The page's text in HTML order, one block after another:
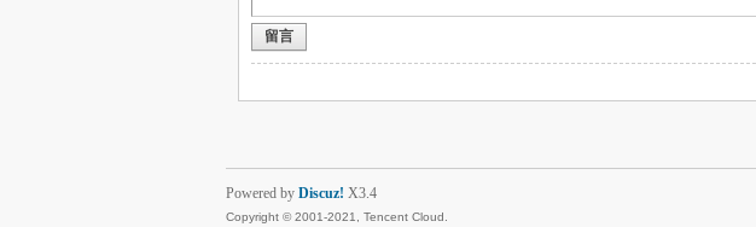
留言
Powered by Discuz! X3.4
Copyright © 2001-2021, Tencent Cloud.